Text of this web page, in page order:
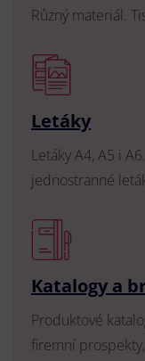
Různý materiál.
Letáky
Letáky A4, A5 i
jednostranné
Katalogy a
Produktové
firemní